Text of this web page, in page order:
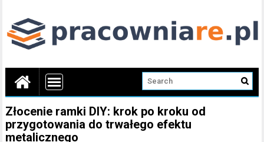
Złocenie ramki DIY: krok po kroku od
przygotowania do trwałego efektu
metalicznego